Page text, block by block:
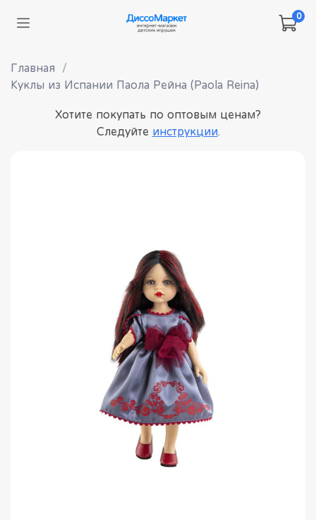
0
Главная
Куклы из Испании Паола Рейна (Paola Reina)
Хотите покупать по оптовым ценам?
Следуйте инструкции.